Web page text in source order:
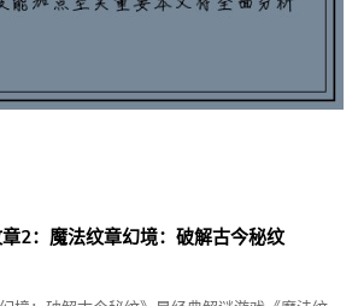
2：魔法纹章幻境：破解古今秘纹